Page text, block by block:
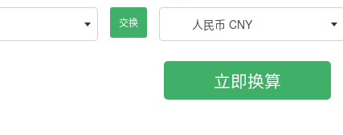
交换 人民币 CNY
立即换算